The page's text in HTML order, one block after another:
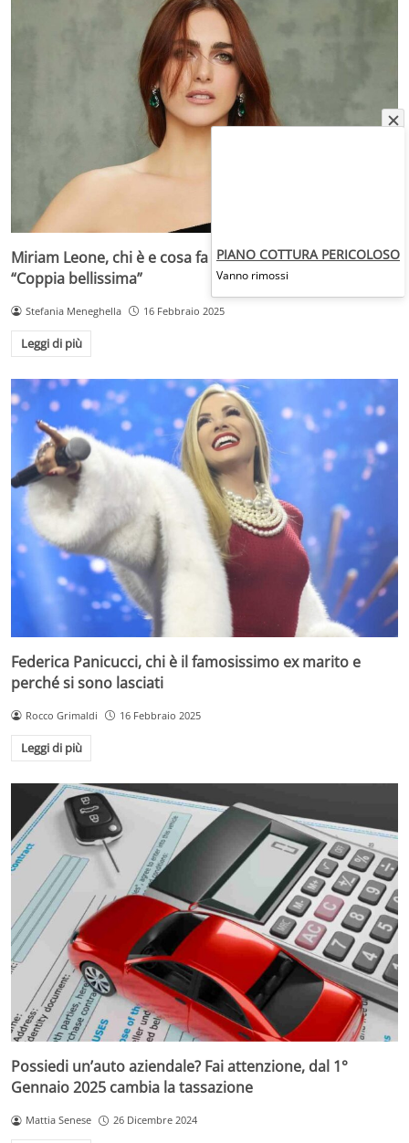
Miriam Leone, chi è e cosa fa nella vita il marito Paolo:
“Coppia bellissima”
Stefania Meneghella 16 Febbraio 2025
Leggi di più
Federica Panicucci, chi è il famosissimo ex marito e
perché si sono lasciati
Rocco Grimaldi 16 Febbraio 2025
Leggi di più
Possiedi un’auto aziendale? Fai attenzione, dal 1°
Gennaio 2025 cambia la tassazione
Mattia Senese 26 Dicembre 2024
PIANO COTTURA PERICOLOSO
Vanno rimossi